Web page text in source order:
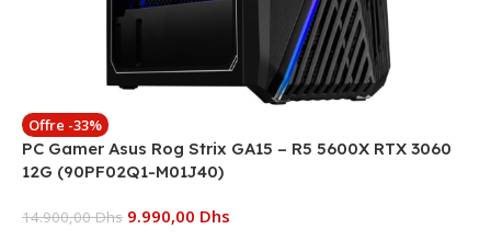
Offre -33%
PC Gamer Asus Rog Strix GA15 – R5 5600X RTX 3060
12G (90PF02Q1-M01J40)
14.900,00Dhs 9.990,00 Dhs